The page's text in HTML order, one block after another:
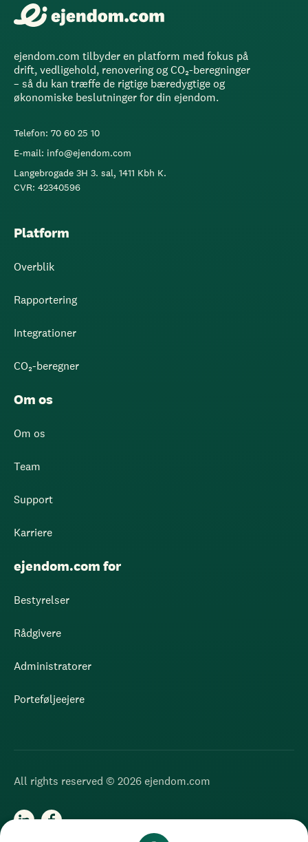
ejendom.com tilbyder en platform med fokus på
drift, vedligehold, renovering og CO₂-beregninger
– så du kan træffe de rigtige bæredygtige og
økonomiske beslutninger for din ejendom.
Telefon: 70 60 25 10
E-mail: info@ejendom.com
Langebrogade 3H 3. sal, 1411 Kbh K.
CVR: 42340596
Platform
Overblik
Rapportering
Integrationer
CO₂-beregner
Om os
Om os
Team
Support
Karriere
ejendom.com for
Bestyrelser
Rådgivere
Administratorer
Porteføljeejere
All rights reserved © 2026 ejendom.com